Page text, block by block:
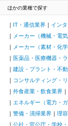
ほかの業種で探す
IT・通信業界
イン
メーカー（機械・電
メーカー（素材・化
医薬品・医療機器・
建設・プラント・不
コンサルティング・
外食産業・飲食業界
エネルギー（電力・
警備・清掃業界
理
公社・官公庁・学校